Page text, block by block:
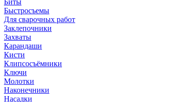
Биты
Быстросъемы
Для сварочных работ
Заклепочники
Захваты
Карандаши
Кисти
Клипсосъёмники
Ключи
Молотки
Наконечники
Насадки